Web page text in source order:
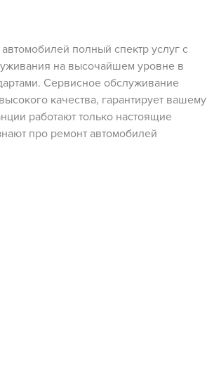
полный спектр услуг с
на высочайшем уровне в
Сервисное обслуживание
качества, гарантирует вашему
работают только настоящие
про ремонт автомобилей